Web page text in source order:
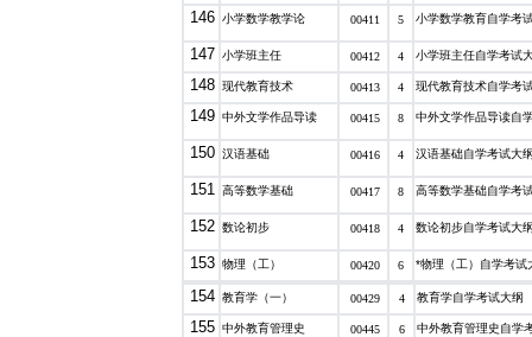
146 小学数学教学论 00411 5 小学数学教育自学考
147 小学班主任 00412 4 小学班主任自学考试
148 现代教育技术 00413 4 现代教育技术自学考
149 中外文学作品导读 00415 8 中外文学作品导读自
150 汉语基础 00416 4 汉语基础自学考试大
151 高等数学基础 00417 8 高等数学基础自学考
152 数论初步 00418 4 数论初步自学考试大
153 物理（工） 00420 6 *物理（工）自学考试
154 教育学（一） 00429 4 教育学自学考试大纲
155 中外教育管理史 00445 6 中外教育管理史自学